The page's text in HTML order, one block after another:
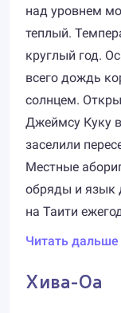
над уровнем
теплый.
круглый год.
всего дождь
солнцем.
Джеймсу Куку
заселили
Местные
обряды и язык
на Таити
Читать дальше
Хива-Оа